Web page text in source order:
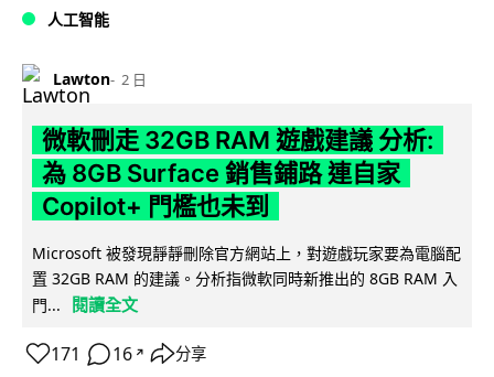
人工智能
Lawton 2 日
微軟刪走 32GB RAM 遊戲建議 分析:
為 8GB Surface 銷售鋪路 連自家
Copilot+ 門檻也未到
Microsoft 被發現靜靜刪除官方網站上，對遊戲玩家要為電腦配
置 32GB RAM 的建議。分析指微軟同時新推出的 8GB RAM 入
門...
閱讀全文
171 16 ↗ 分享